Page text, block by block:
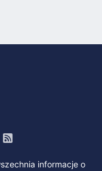
informacje o